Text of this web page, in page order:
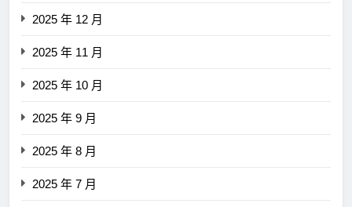
2025 年 12 月
2025 年 11 月
2025 年 10 月
2025 年 9 月
2025 年 8 月
2025 年 7 月